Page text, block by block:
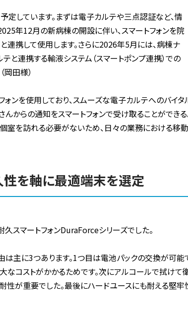
定しています。まずは電子カルテや三点認証など、情
年12月の新病棟の開設に伴い、スマートフォンを院
連携して使用します。さらに2026年5月には、病棟ナ
と連携する輸液システム（スマートポンプ連携）での
岡田様）
ンを使用しており、スムーズな電子カルテへのバイ
からの通知をスマートフォンで受け取ることができ
室を訪れる必要がないため、日々の業務における移
性を軸に最適端末を選定
スマートフォンDuraForceシリーズでした。
主に3つあります。1つ目は電池パックの交換が可能
なコストがかかるためです。次にアルコールで拭けて
性が重要でした。最後にハードユースにも耐える堅